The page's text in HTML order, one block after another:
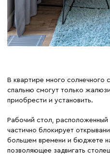
В квартире много солнечного
спальню смогут только
приобрести и установить.
Рабочий стол, расположенный
частично блокирует
большем времени и бюджете
позволяющее задвигать